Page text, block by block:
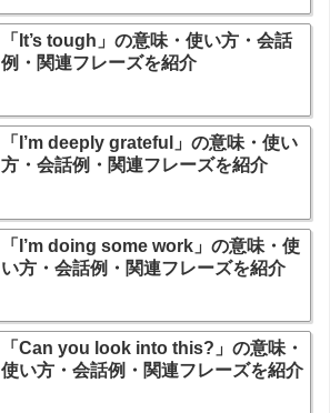
「It’s tough」の意味・使い方・会話
例・関連フレーズを紹介
「I’m deeply grateful」の意味・使い
方・会話例・関連フレーズを紹介
「I’m doing some work」の意味・使
い方・会話例・関連フレーズを紹介
「Can you look into this?」の意味・
使い方・会話例・関連フレーズを紹介